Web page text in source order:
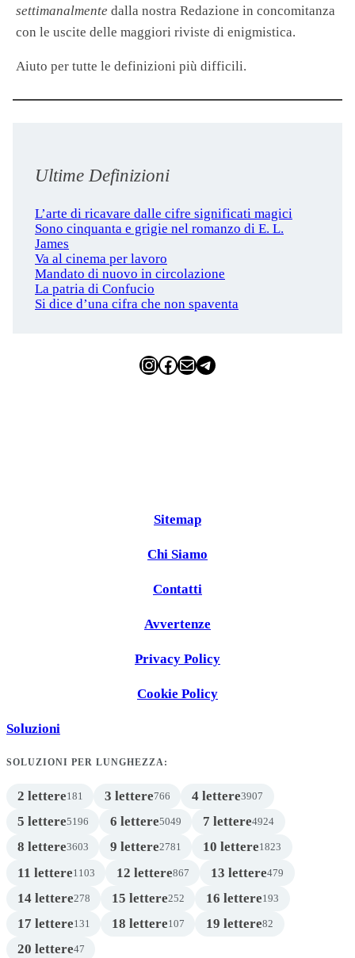
settimanalmente dalla nostra Redazione in concomitanza
con le uscite delle maggiori riviste di enigmistica.
Aiuto per tutte le definizioni più difficili.
Ultime Definizioni
L’arte di ricavare dalle cifre significati magici
Sono cinquanta e grigie nel romanzo di E. L.
James
Va al cinema per lavoro
Mandato di nuovo in circolazione
La patria di Confucio
Si dice d’una cifra che non spaventa
InstagramFacebook Email Telegram
Sitemap
Chi Siamo
Contatti
Avvertenze
Privacy Policy
Cookie Policy
Soluzioni
SOLUZIONI PER LUNGHEZZA:
2 lettere181 3 lettere766 4 lettere3907
5 lettere5196 6 lettere5049 7 lettere4924
8 lettere3603 9 lettere2781 10 lettere1823
11 lettere1103 12 lettere867 13 lettere479
14 lettere278 15 lettere252 16 lettere193
17 lettere131 18 lettere107 19 lettere82
20 lettere47